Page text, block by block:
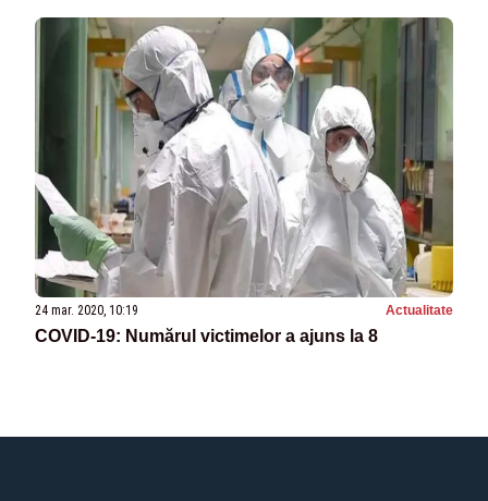
24 mar. 2020, 10:19 Actualitate
COVID-19: Numărul victimelor a ajuns la 8